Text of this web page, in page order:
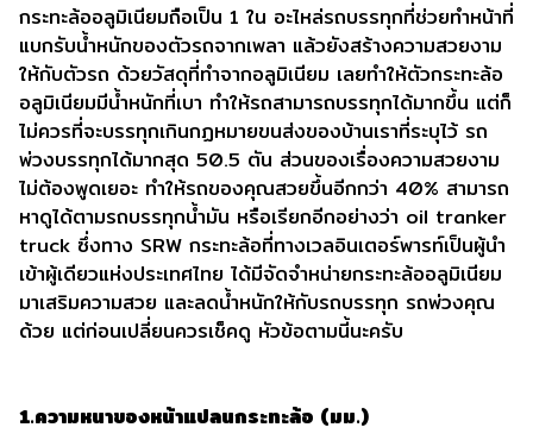
กระทะล้ออลูมิเนียมถือเป็น 1 ใน อะไหล่รถบรรทุกที่ช่วยทำหน้าที่
แบกรับน้ำหนักของตัวรถจากเพลา แล้วยังสร้างความสวยงาม
ให้กับตัวรถ ด้วยวัสดุที่ทำจากอลูมิเนียม เลยทำให้ตัวกระทะล้อ
อลูมิเนียมมีน้ำหนักที่เบา ทำให้รถสามารถบรรทุกได้มากขึ้น แต่ก็
ไม่ควรที่จะบรรทุกเกินกฏหมายขนส่งของบ้านเราที่ระบุไว้ รถ
พ่วงบรรทุกได้มากสุด 50.5 ตัน ส่วนของเรื่องความสวยงาม
ไม่ต้องพูดเยอะ ทำให้รถของคุณสวยขึ้นอีกกว่า 40% สามารถ
หาดูได้ตามรถบรรทุกน้ำมัน หรือเรียกอีกอย่างว่า oil tranker
truck ซึ่งทาง SRW กระทะล้อที่ทางเวลอินเตอร์พารท์เป็นผู้นำ
เข้าผู้เดียวแห่งประเทศไทย ได้มีจัดจำหน่ายกระทะล้ออลูมิเนียม
มาเสริมความสวย และลดน้ำหนักให้กับรถบรรทุก รถพ่วงคุณ
ด้วย แต่ก่อนเปลี่ยนควรเช็คดู หัวข้อตามนี้นะครับ
1.ความหนาของหน้าแปลนกระทะล้อ (มม.)